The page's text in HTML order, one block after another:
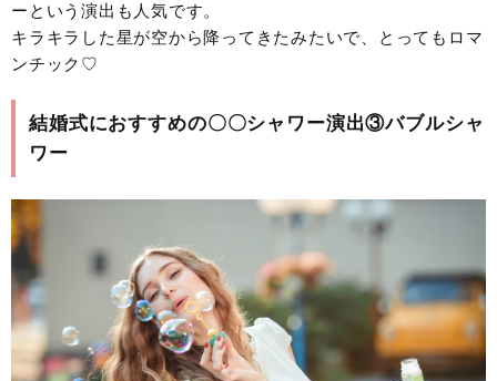
ーという演出も人気です。
キラキラした星が空から降ってきたみたいで、とってもロマ
ンチック♡
結婚式におすすめの〇〇シャワー演出③バブルシャ
ワー